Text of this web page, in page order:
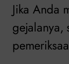
Jika Anda
gejalanya,